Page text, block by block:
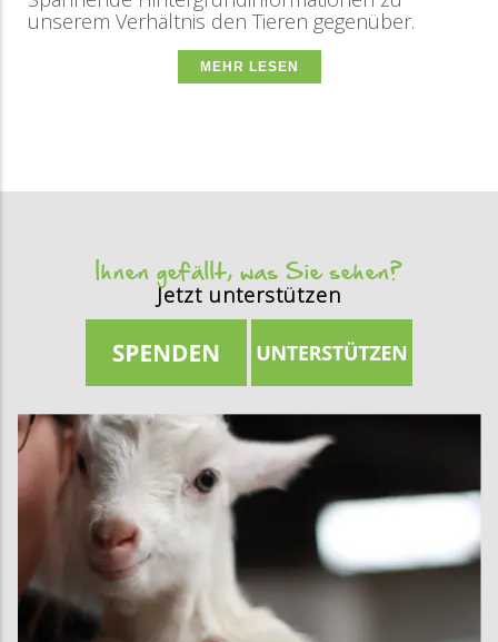
unserem Verhältnis den Tieren gegenüber.
MEHR LESEN
Ihnen gefällt, was Sie sehen?
Jetzt unterstützen